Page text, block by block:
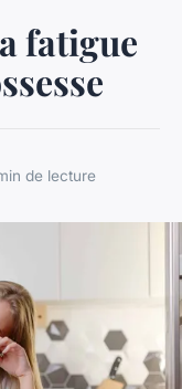
fatigue
de lecture